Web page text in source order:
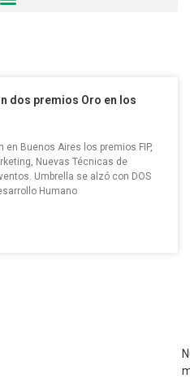
dos premios Oro en los
en Buenos Aires los premios FIP,
Nuevas Técnicas de
Umbrella se alzó con DOS
Humano